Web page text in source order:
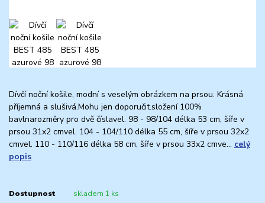
Dívčí noční košile, modní s veselým obrázkem na prsou. Krásná
příjemná a slušivá.Mohu jen doporučit.složení 100%
bavlnarozměry pro dvě číslavel. 98 - 98/104 délka 53 cm, šíře v
prsou 31x2 cmvel. 104 - 104/110 délka 55 cm, šíře v prsou 32x2
cmvel. 110 - 110/116 délka 58 cm, šíře v prsou 33x2 cmve... celý
popis
Dostupnost skladem 1 ks